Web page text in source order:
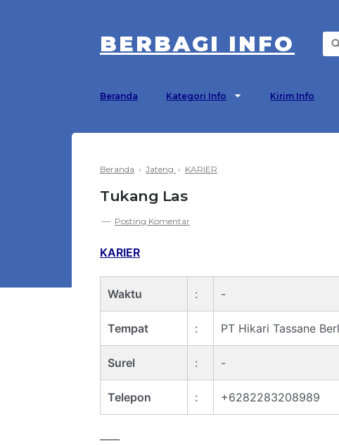
BERBAGI INFO
Beranda Kategori Info Kirim Info
Beranda › Jateng › KARIER
Tukang Las
Posting Komentar
KARIER
Waktu : -
Tempat : PT Hikari Tassane
Surel : -
Telepon : +6282283208989